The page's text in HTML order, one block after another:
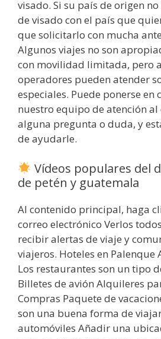
visado. Si su país de origen
de visado con el país que
que solicitarlo con mucha
Algunos viajes no son
con movilidad limitada, pero
operadores pueden atender
especiales. Puede ponerse en
nuestro equipo de atención al
alguna pregunta o duda, y
de ayudarle.
Vídeos populares del
de petén y guatemala
Al contenido principal, haga
correo electrónico Verlos
recibir alertas de viaje y
viajeros. Hoteles en Palenque
Los restaurantes son un tipo
Billetes de avión Alquileres
Compras Paquete de
son una buena forma de
automóviles Añadir una